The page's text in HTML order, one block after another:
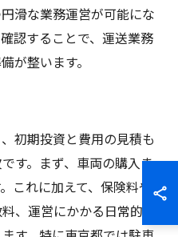
滑な業務運営が可能にな
認することで、運送業務
が整います。
初期投資と費用の見積も
す。まず、車両の購入ま
これに加えて、保険料や
、運営にかかる日常的な